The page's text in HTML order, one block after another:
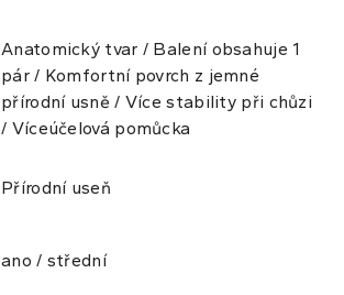
Anatomický tvar / Balení obsahuje 1
pár / Komfortní povrch z jemné
přírodní usně / Více stability při chůzi
/ Víceúčelová pomůcka
Přírodní useň
ano / střední